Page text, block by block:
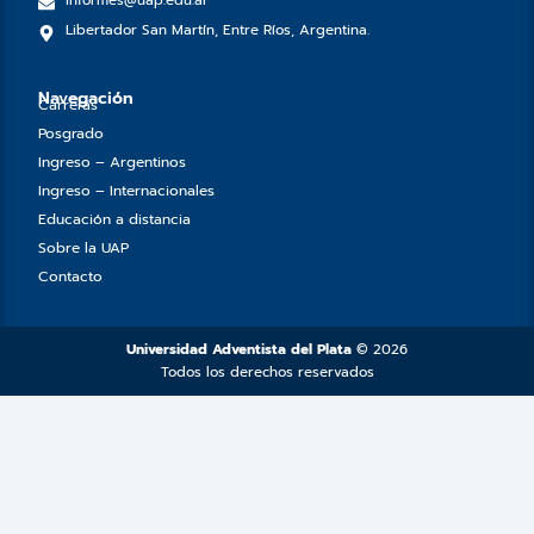
o r e r
Libertador San Martín, Entre Ríos, Argentina.
Navegación
Carreras
Posgrado
Ingreso – Argentinos
Ingreso – Internacionales
Educación a distancia
Sobre la UAP
Contacto
Universidad Adventista del Plata © 2026
Todos los derechos reservados